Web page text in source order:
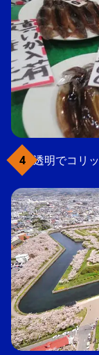
透明でコリ